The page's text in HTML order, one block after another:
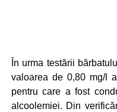
În urma testării
valoarea de 0,80 mg/l
pentru care a fost
alcoolemiei. Din